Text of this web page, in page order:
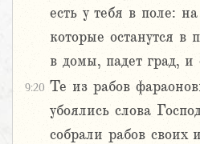
есть у тебя в поле:
которые останутся в
в домы, падет град, и
9:20 Те из рабов
убоялись слова
собрали рабов своих